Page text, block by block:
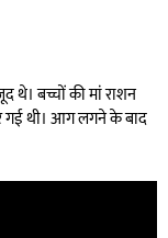
थे। बच्चों की मां राशन
गई थी। आग लगने के बाद